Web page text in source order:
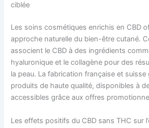
ciblée
Les soins cosmétiques enrichis en CBD
approche naturelle du bien-être cutané.
associent le CBD à des ingrédients
hyaluronique et le collagène pour des
la peau. La fabrication française et suisse
produits de haute qualité, disponibles à
accessibles grâce aux offres
Les effets positifs du CBD sans THC sur